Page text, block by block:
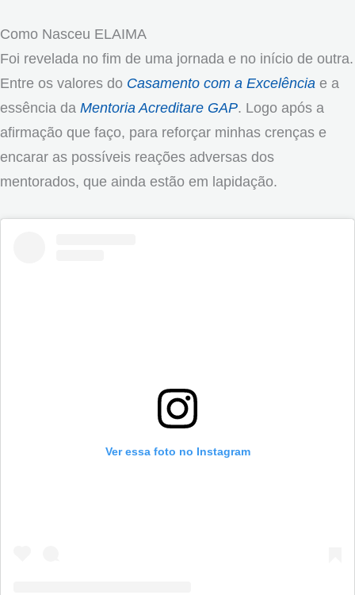
Como Nasceu ELAIMA
Foi revelada no fim de uma jornada e no início de outra.
Entre os valores do Casamento com a Excelência e a
essência da Mentoria Acreditare GAP. Logo após a
afirmação que faço, para reforçar minhas crenças e
encarar as possíveis reações adversas dos
mentorados, que ainda estão em lapidação.
Ver essa foto no Instagram